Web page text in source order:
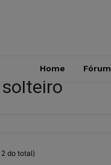
Home Fórum
do total)